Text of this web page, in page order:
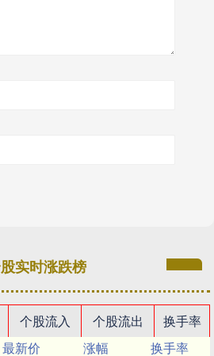
实时涨跌榜
个股流入 个股流出
换手率
最新价 涨幅
换手率